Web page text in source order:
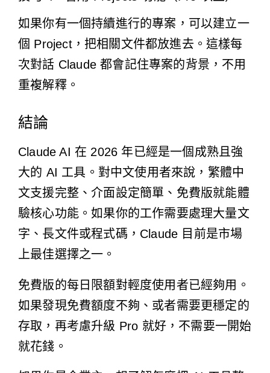
如果你有一個持續進行的專案，可以建立一
個 Project，把相關文件都放進去。這樣每
次對話 Claude 都會記住專案的背景，不用
重複解釋。
結論
Claude AI 在 2026 年已經是一個成熟且強
大的 AI 工具。對中文使用者來說，繁體中
文支援完整、介面設定簡單、免費版就能體
驗核心功能。如果你的工作需要處理大量文
字、長文件或程式碼，Claude 目前是市場
上最佳選擇之一。
免費版的每日限額對輕度使用者已經夠用。
如果發現免費額度不夠、或者需要更穩定的
存取，再考慮升級 Pro 就好，不需要一開始
就花錢。